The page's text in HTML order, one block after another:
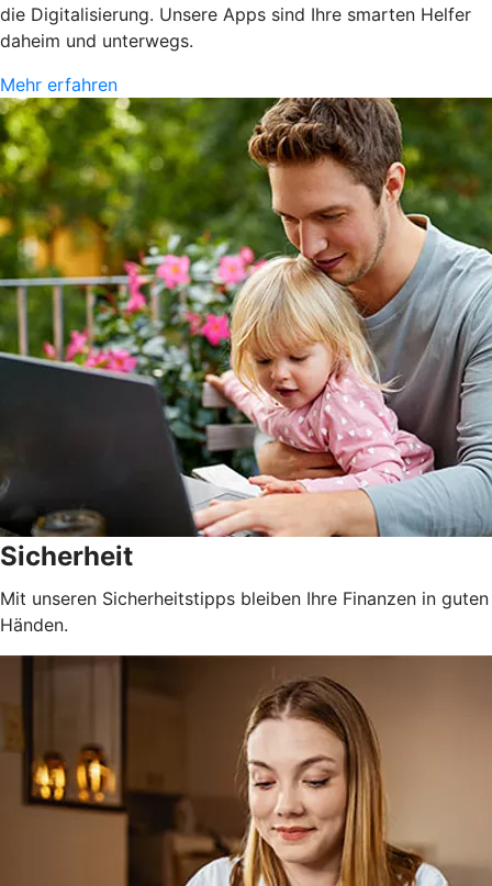
die Digitalisierung. Unsere Apps sind Ihre smarten Helfer
daheim und unterwegs.
Mehr erfahren
Sicherheit
Mit unseren Sicherheitstipps bleiben Ihre Finanzen in guten
Händen.